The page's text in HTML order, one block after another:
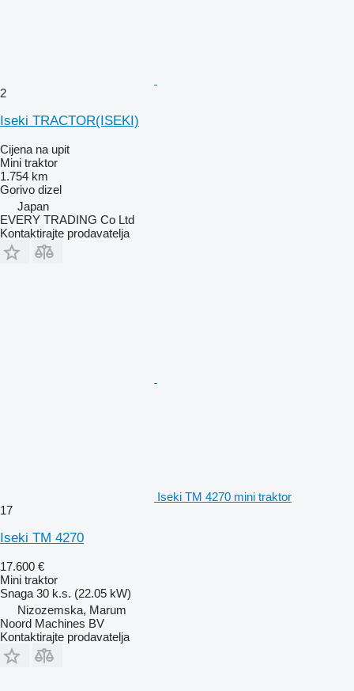
2
Iseki TRACTOR(ISEKI)
Cijena na upit
Mini traktor
1.754 km
Gorivo dizel
Japan
EVERY TRADING Co Ltd
Kontaktirajte prodavatelja
Iseki TM 4270 mini traktor
17
Iseki TM 4270
17.600 €
Mini traktor
Snaga 30 k.s. (22.05 kW)
Nizozemska, Marum
Noord Machines BV
Kontaktirajte prodavatelja